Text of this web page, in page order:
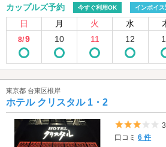
カップルズ予約 今すぐ利用OK インボイス
日 月 火 水
8/9 10 11 12
東京都 台東区根岸
ホテル クリスタル 1・2
口コミ6 件